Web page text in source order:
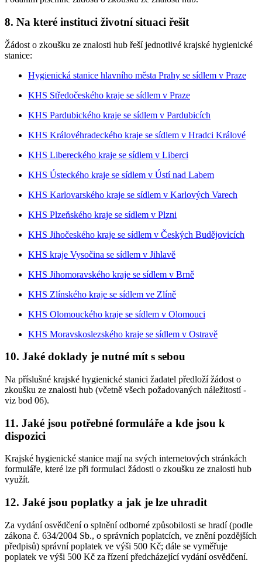
8. Na které instituci životní situaci řešit
Žádost o zkoušku ze znalosti hub řeší jednotlivé krajské hygienické
stanice:
Hygienická stanice hlavního města Prahy se sídlem v Praze
KHS Středočeského kraje se sídlem v Praze
KHS Pardubického kraje se sídlem v Pardubicích
KHS Královéhradeckého kraje se sídlem v Hradci Králové
KHS Libereckého kraje se sídlem v Liberci
KHS Ústeckého kraje se sídlem v Ústí nad Labem
KHS Karlovarského kraje se sídlem v Karlových Varech
KHS Plzeňského kraje se sídlem v Plzni
KHS Jihočeského kraje se sídlem v Českých Budějovicích
KHS kraje Vysočina se sídlem v Jihlavě
KHS Jihomoravského kraje se sídlem v Brně
KHS Zlínského kraje se sídlem ve Zlíně
KHS Olomouckého kraje se sídlem v Olomouci
KHS Moravskoslezského kraje se sídlem v Ostravě
10. Jaké doklady je nutné mít s sebou
Na příslušné krajské hygienické stanici žadatel předloží žádost o
zkoušku ze znalosti hub (včetně všech požadovaných náležitostí -
viz bod 06).
11. Jaké jsou potřebné formuláře a kde jsou k
dispozici
Krajské hygienické stanice mají na svých internetových stránkách
formuláře, které lze při formulaci žádosti o zkoušku ze znalosti hub
využít.
12. Jaké jsou poplatky a jak je lze uhradit
Za vydání osvědčení o splnění odborné způsobilosti se hradí (podle
zákona č. 634/2004 Sb., o správních poplatcích, ve znění pozdějších
předpisů) správní poplatek ve výši 500 Kč; dále se vyměřuje
poplatek ve výši 500 Kč za řízení předcházející vydání osvědčení.